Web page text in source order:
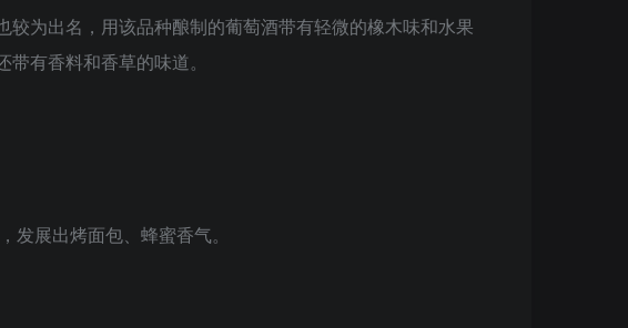
为出名，用该品种酿制的葡萄酒带有轻微的橡木味和水果
有香料和香草的味道。
展出烤面包、蜂蜜香气。